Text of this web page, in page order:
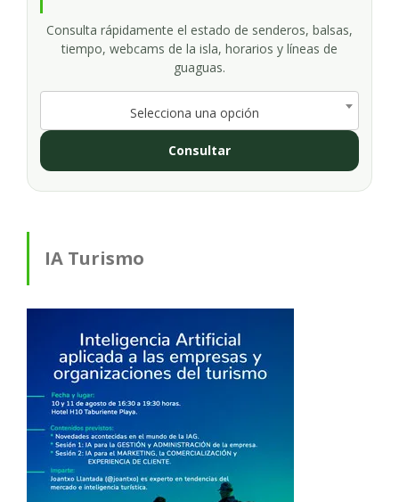
Consulta rápidamente el estado de senderos, balsas,
tiempo, webcams de la isla, horarios y líneas de
guaguas.
Selecciona una opción
Consultar
IA Turismo